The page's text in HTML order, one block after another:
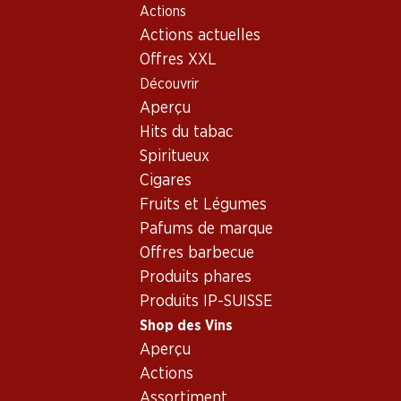
Actions
Actions actuelles
Offres XXL
Découvrir
Aperçu
Hits du tabac
Spiritueux
Cigares
Fruits et Légumes
Pafums de marque
Offres barbecue
Produits phares
Produits IP-SUISSE
Shop des Vins
Aperçu
Actions
Shop des Vins
France
Bordeaux
Château Poujeaux Moulis-en-Médoc AOC
Exclusivité web !
Recto